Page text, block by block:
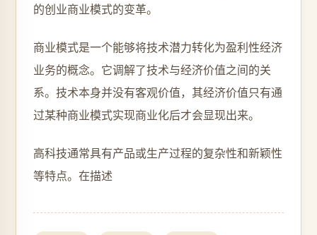
的创业商业模式的变革。
商业模式是一个能够将技术潜力转化为盈利性经济
业务的概念。它调解了技术与经济价值之间的关
系。技术本身并没有客观价值，其经济价值只有通
过某种商业模式实现商业化后才会显现出来。
高科技通常具有产品或生产过程的复杂性和新颖性
等特点。在描述